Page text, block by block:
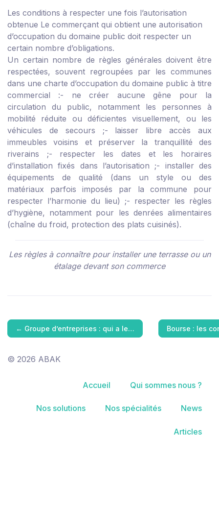
Les conditions à respecter une fois l’autorisation
obtenue Le commerçant qui obtient une autorisation
d’occupation du domaine public doit respecter un
certain nombre d’obligations.
Un certain nombre de règles générales doivent être
respectées, souvent regroupées par les communes
dans une charte d’occupation du domaine public à titre
commercial :- ne créer aucune gêne pour la
circulation du public, notamment les personnes à
mobilité réduite ou déficientes visuellement, ou les
véhicules de secours ;- laisser libre accès aux
immeubles voisins et préserver la tranquillité des
riverains ;- respecter les dates et les horaires
d’installation fixés dans l’autorisation ;- installer des
équipements de qualité (dans un style ou des
matériaux parfois imposés par la commune pour
respecter l’harmonie du lieu) ;- respecter les règles
d’hygiène, notamment pour les denrées alimentaires
(chaîne du froid, protection des plats cuisinés).
Les règles à connaître pour installer une terrasse ou un
étalage devant son commerce
← Groupe d’entreprises : qui a le… Bourse : les
© 2026 ABAK
Accueil Qui sommes nous ?
Nos solutions Nos spécialités News
Articles